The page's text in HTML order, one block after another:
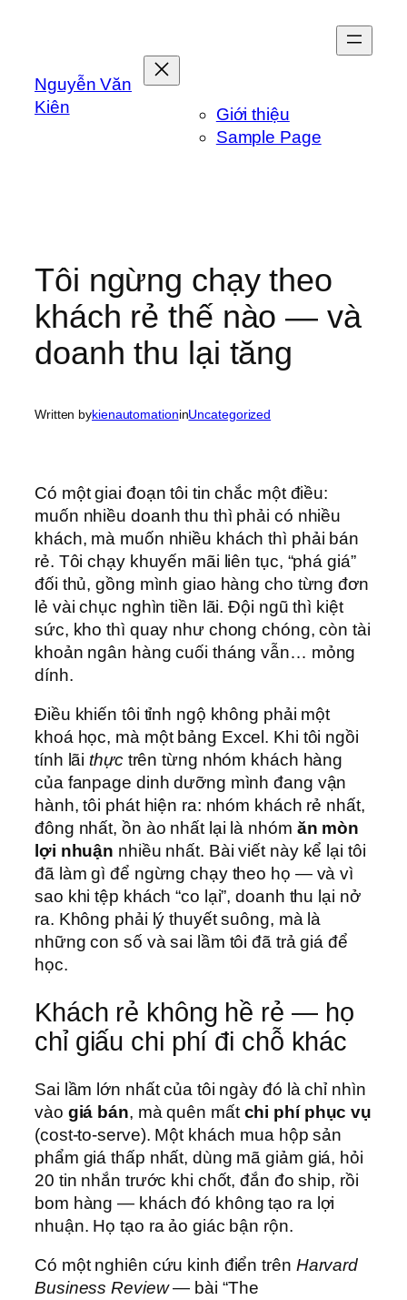
Nguyễn Văn
Kiên
Giới thiệu
Sample Page
Tôi ngừng chạy theo
khách rẻ thế nào — và
doanh thu lại tăng
Written bykienautomationinUncategorized
Có một giai đoạn tôi tin chắc một điều:
muốn nhiều doanh thu thì phải có nhiều
khách, mà muốn nhiều khách thì phải bán
rẻ. Tôi chạy khuyến mãi liên tục, “phá giá”
đối thủ, gồng mình giao hàng cho từng đơn
lẻ vài chục nghìn tiền lãi. Đội ngũ thì kiệt
sức, kho thì quay như chong chóng, còn tài
khoản ngân hàng cuối tháng vẫn… mỏng
dính.
Điều khiến tôi tỉnh ngộ không phải một
khoá học, mà một bảng Excel. Khi tôi ngồi
tính lãithựctrên từng nhóm khách hàng
của fanpage dinh dưỡng mình đang vận
hành, tôi phát hiện ra: nhóm khách rẻ nhất,
đông nhất, ồn ào nhất lại là nhóm ăn mòn
lợi nhuận nhiều nhất. Bài viết này kể lại tôi
đã làm gì để ngừng chạy theo họ — và vì
sao khi tệp khách “co lại”, doanh thu lại nở
ra. Không phải lý thuyết suông, mà là
những con số và sai lầm tôi đã trả giá để
học.
Khách rẻ không hề rẻ — họ
chỉ giấu chi phí đi chỗ khác
Sai lầm lớn nhất của tôi ngày đó là chỉ nhìn
vào giá bán, mà quên mất chi phí phục vụ
(cost-to-serve). Một khách mua hộp sản
phẩm giá thấp nhất, dùng mã giảm giá, hỏi
20 tin nhắn trước khi chốt, đắn đo ship, rồi
bom hàng — khách đó không tạo ra lợi
nhuận. Họ tạo ra ảo giác bận rộn.
Có một nghiên cứu kinh điển trên Harvard
Business Review— bài “The